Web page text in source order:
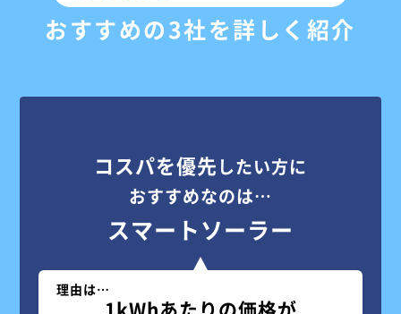
おすすめの3社を詳しく紹介
コスパを優先 したい方に
おすすめなのは…
スマートソーラー
理由は…
1kWhあたりの価格が